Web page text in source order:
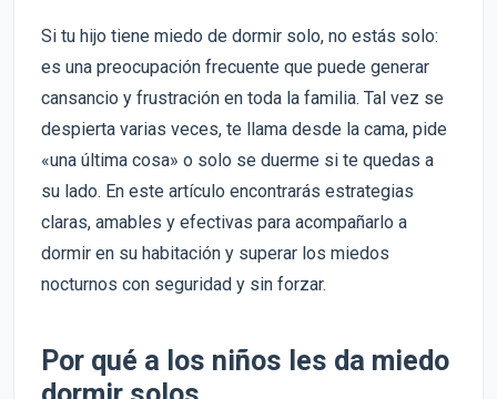
Si tu hijo tiene miedo de dormir solo, no estás solo:
es una preocupación frecuente que puede generar
cansancio y frustración en toda la familia. Tal vez se
despierta varias veces, te llama desde la cama, pide
«una última cosa» o solo se duerme si te quedas a
su lado. En este artículo encontrarás estrategias
claras, amables y efectivas para acompañarlo a
dormir en su habitación y superar los miedos
nocturnos con seguridad y sin forzar.
Por qué a los niños les da miedo